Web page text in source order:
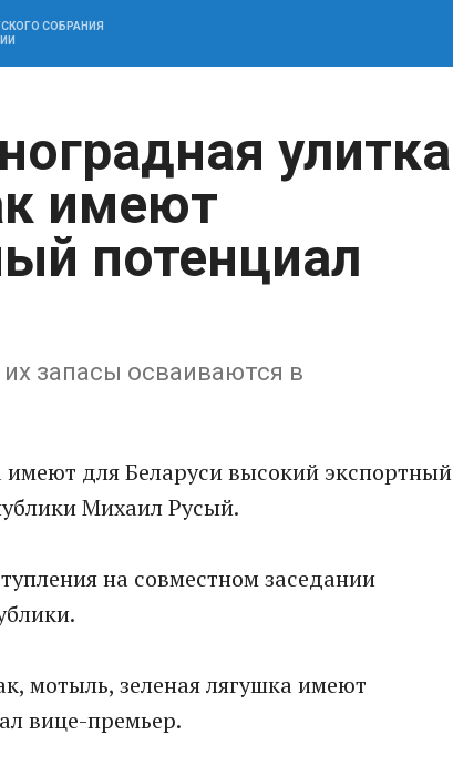
СОБРАНИЯ
улитка
имеют
потенциал
запасы осваиваются в
имеют для Беларуси высокий экспортный
Михаил Русый.
на совместном заседании
мотыль, зеленая лягушка имеют
вице-премьер.